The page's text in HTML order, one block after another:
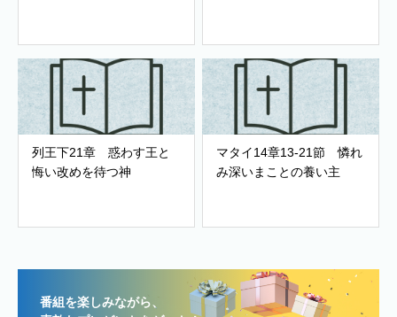
列王下21章 惑わす王と
悔い改めを待つ神
マタイ14章13-21節 憐れ
み深いまことの養い主
番組を楽しみながら、